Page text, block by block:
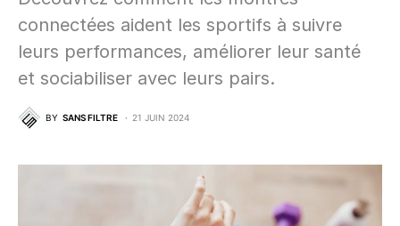
connectées aident les sportifs à suivre
leurs performances, améliorer leur santé
et sociabiliser avec leurs pairs.
BY SANS FILTRE 21 JUIN 2024